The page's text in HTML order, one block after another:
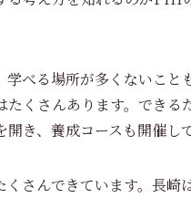
べる場所が多くないこと
くさんあります。できる
き、養成コースも開催して
さんできています。長崎